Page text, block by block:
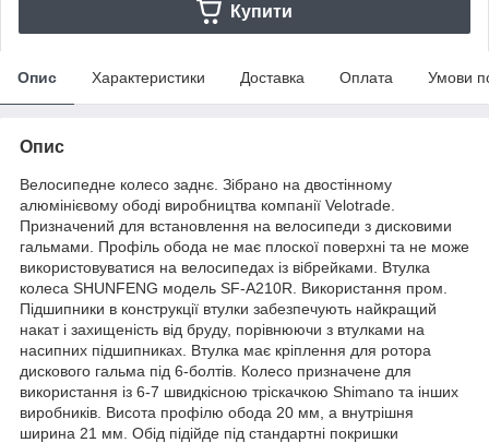
Купити
Опис Характеристики Доставка Оплата Умови
Опис
Велосипедне колесо заднє. Зібрано на двостінному
алюмінієвому ободі виробництва компанії Velotrade.
Призначений для встановлення на велосипеди з дисковими
гальмами. Профіль обода не має плоскої поверхні та не може
використовуватися на велосипедах із вібрейками. Втулка
колеса SHUNFENG модель SF-A210R. Використання пром.
Підшипники в конструкції втулки забезпечують найкращий
накат і захищеність від бруду, порівнюючи з втулками на
насипних підшипниках. Втулка має кріплення для ротора
дискового гальма під 6-болтів. Колесо призначене для
використання із 6-7 швидкісною тріскачкою Shimano та інших
виробників. Висота профілю обода 20 мм, а внутрішня
ширина 21 мм. Обід підійде під стандартні покришки